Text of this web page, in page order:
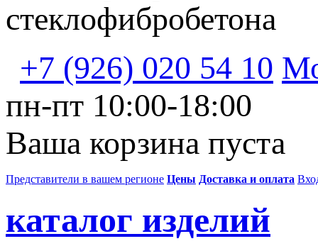
стеклофибробетона
+7 (926) 020 54 10
пн-пт 10:00-18:00
Ваша корзина пуста
Представители в вашем регионе Цены Доставка и оплата
каталог изделий